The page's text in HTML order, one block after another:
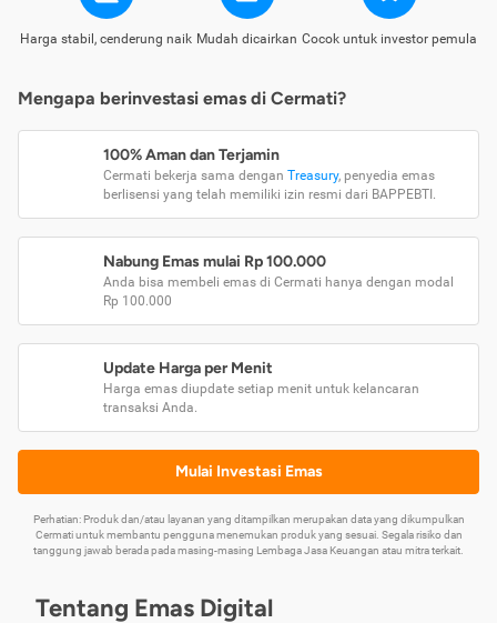
Harga stabil, cenderung naik Mudah dicairkan Cocok untuk investor pemula
Mengapa berinvestasi emas di Cermati?
100% Aman dan Terjamin
Cermati bekerja sama dengan Treasury, penyedia emas
berlisensi yang telah memiliki izin resmi dari BAPPEBTI.
Nabung Emas mulai Rp 100.000
Anda bisa membeli emas di Cermati hanya dengan modal
Rp 100.000
Update Harga per Menit
Harga emas diupdate setiap menit untuk kelancaran
transaksi Anda.
Mulai Investasi Emas
Perhatian: Produk dan/atau layanan yang ditampilkan merupakan data yang dikumpulkan
Cermati untuk membantu pengguna menemukan produk yang sesuai. Segala risiko dan
tanggung jawab berada pada masing-masing Lembaga Jasa Keuangan atau mitra terkait.
Tentang Emas Digital